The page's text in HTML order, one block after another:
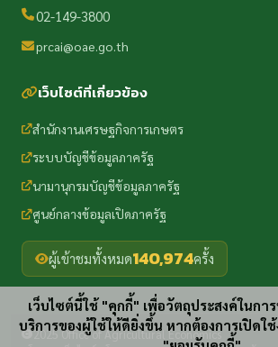
02-149-3800
prcai@oae.go.th
เว็บไซต์ที่เกี่ยวข้อง
สำนักงานเศรษฐกิจการเกษตร
ระบบบัญชีข้อมูลภาครัฐ
นามานุกรมบัญชีข้อมูลภาครัฐ
ศูนย์กลางข้อมูลเปิดภาครัฐ
ผู้เข้าชมทั้งหมด140,974ครั้ง
2025 Office of Agricultural Economics
เว็บไซต์นี้ใช้ "คุกกี้" เพื่อวัตถุประสงค์ในกา
บริการของผู้ใช้ให้ดียิ่งขึ้น หากต้องการเปิดใ